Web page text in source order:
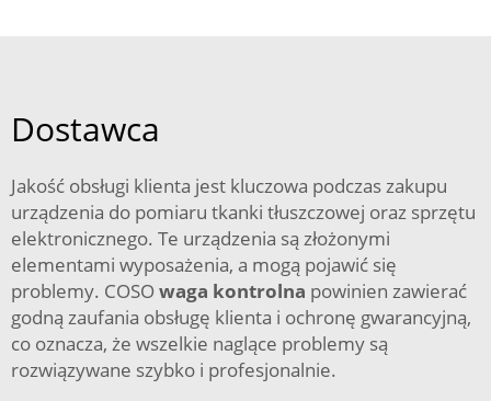
Dostawca
Jakość obsługi klienta jest kluczowa podczas zakupu
urządzenia do pomiaru tkanki tłuszczowej oraz sprzętu
elektronicznego. Te urządzenia są złożonymi
elementami wyposażenia, a mogą pojawić się
problemy. COSOwaga kontrolna powinien zawierać
godną zaufania obsługę klienta i ochronę gwarancyjną,
co oznacza, że wszelkie naglące problemy są
rozwiązywane szybko i profesjonalnie.